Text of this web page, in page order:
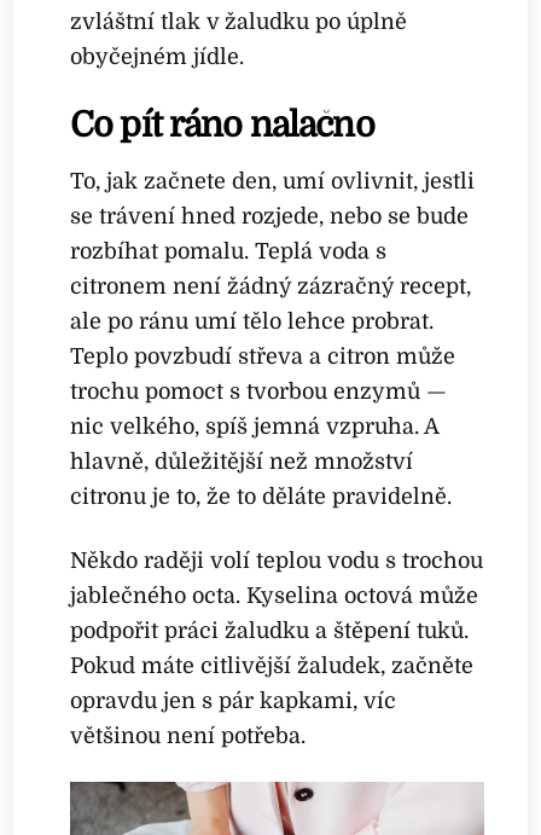
zvláštní tlak v žaludku po úplně
obyčejném jídle.
Co pít ráno nalačno
To, jak začnete den, umí ovlivnit, jestli
se trávení hned rozjede, nebo se bude
rozbíhat pomalu. Teplá voda s
citronem není žádný zázračný recept,
ale po ránu umí tělo lehce probrat.
Teplo povzbudí střeva a citron může
trochu pomoct s tvorbou enzymů —
nic velkého, spíš jemná vzpruha. A
hlavně, důležitější než množství
citronu je to, že to děláte pravidelně.
Někdo raději volí teplou vodu s trochou
jablečného octa. Kyselina octová může
podpořit práci žaludku a štěpení tuků.
Pokud máte citlivější žaludek, začněte
opravdu jen s pár kapkami, víc
většinou není potřeba.